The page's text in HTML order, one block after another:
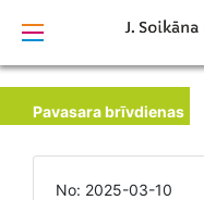
Pavasara brīvdienas
No: 2025-03-10